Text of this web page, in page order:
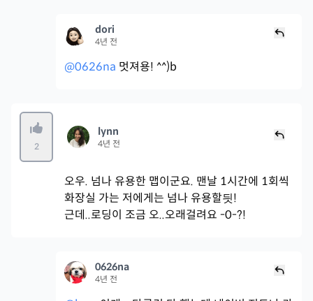
dori
4년 전
@0626na 멋져용! ^^)b
2
lynn
4년 전
오우. 넘나 유용한 맵이군요. 맨날 1시간에 1회씩
화장실 가는 저에게는 넘나 유용할딋!
근데..로딩이 조금 오..오래걸려요 -0-?!
0626na
4년 전